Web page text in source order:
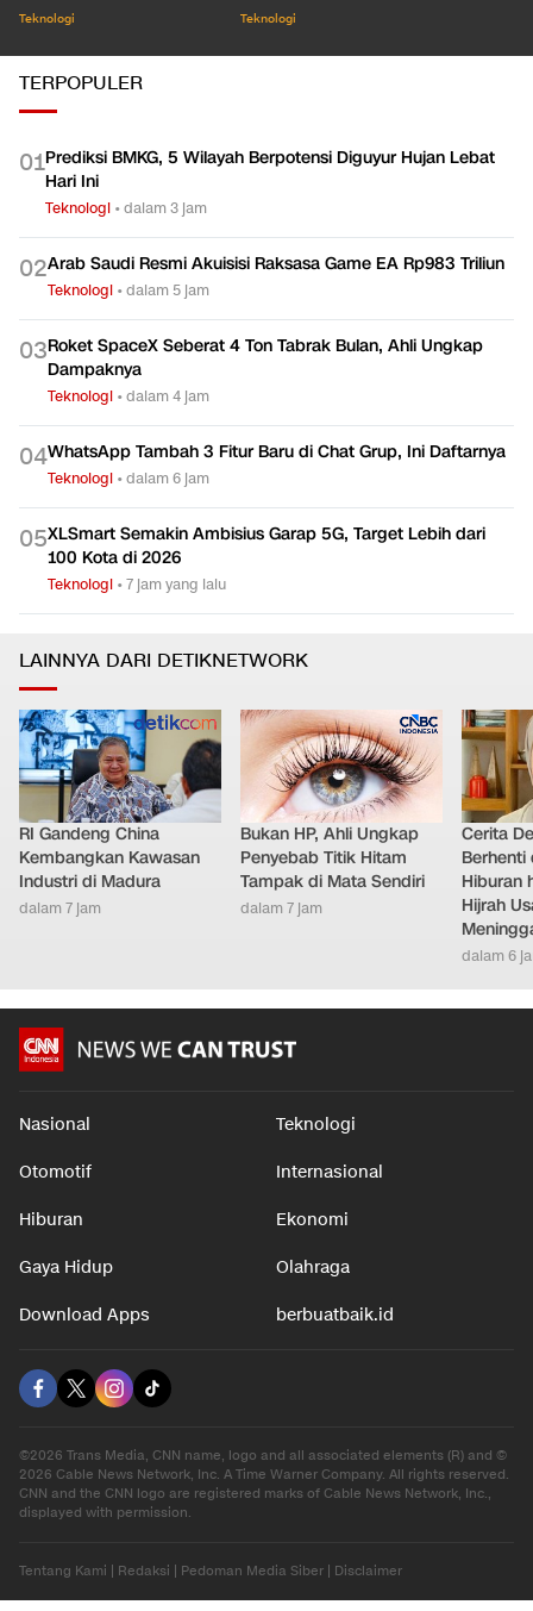
Teknologi Teknologi
TERPOPULER
01Prediksi BMKG, 5 Wilayah Berpotensi Diguyur Hujan Lebat
Hari Ini
Teknologi •dalam 3 jam
02Arab Saudi Resmi Akuisisi Raksasa Game EA Rp983 Triliun
Teknologi •dalam 5 jam
03Roket SpaceX Seberat 4 Ton Tabrak Bulan, Ahli Ungkap
Dampaknya
Teknologi •dalam 4 jam
04WhatsApp Tambah 3 Fitur Baru di Chat Grup, Ini Daftarnya
Teknologi •dalam 6 jam
05XLSmart Semakin Ambisius Garap 5G, Target Lebih dari
100 Kota di 2026
Teknologi •7 jam yang lalu
LAINNYA DARI DETIKNETWORK
RI Gandeng China
Kembangkan Kawasan
Industri di Madura
dalam 7 jam
Bukan HP, Ahli Ungkap
Penyebab Titik Hitam
Tampak di Mata Sendiri
dalam 7 jam
Cerita
Berhenti
Hiburan
Hijrah
dalam 6
Nasional Teknologi
Otomotif Internasional
Hiburan Ekonomi
Gaya Hidup Olahraga
Download Apps berbuatbaik.id
©2026 Trans Media, CNN name, logo and all associated elements (R) and ©
2026 Cable News Network, Inc. A Time Warner Company. All rights reserved.
CNN and the CNN logo are registered marks of Cable News Network, Inc.,
displayed with permission.
Tentang Kami Redaksi Pedoman Media Siber Disclaimer